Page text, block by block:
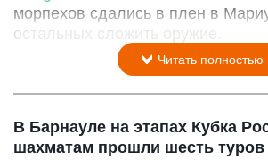
морпехов сдались в плен в
остальных сложить оружие.
Читать полностью
В Барнауле на этапах Кубка
шахматам прошли шесть туров